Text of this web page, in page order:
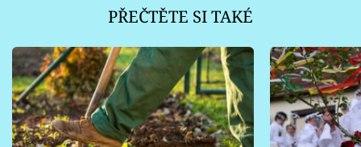
PŘEČTĚTE SI TAKÉ